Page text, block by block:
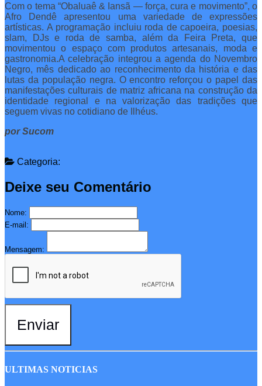
Com o tema “Obaluaê & Iansã — força, cura e movimento”, o
Afro Dendê apresentou uma variedade de expressões
artísticas. A programação incluiu roda de capoeira, poesias,
slam, DJs e roda de samba, além da Feira Preta, que
movimentou o espaço com produtos artesanais, moda e
gastronomia.A celebração integrou a agenda do Novembro
Negro, mês dedicado ao reconhecimento da história e das
lutas da população negra. O encontro reforçou o papel das
manifestações culturais de matriz africana na construção da
identidade regional e na valorização das tradições que
seguem vivas no cotidiano de Ilhéus.
por Sucom
Categoria:
Deixe seu Comentário
Nome:
E-mail:
Mensagem:
Enviar
ULTIMAS NOTICIAS